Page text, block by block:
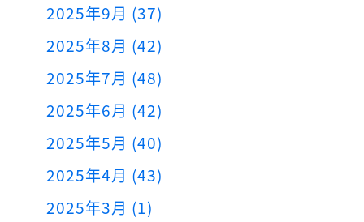
2025年9月 (37)
2025年8月 (42)
2025年7月 (48)
2025年6月 (42)
2025年5月 (40)
2025年4月 (43)
2025年3月 (1)